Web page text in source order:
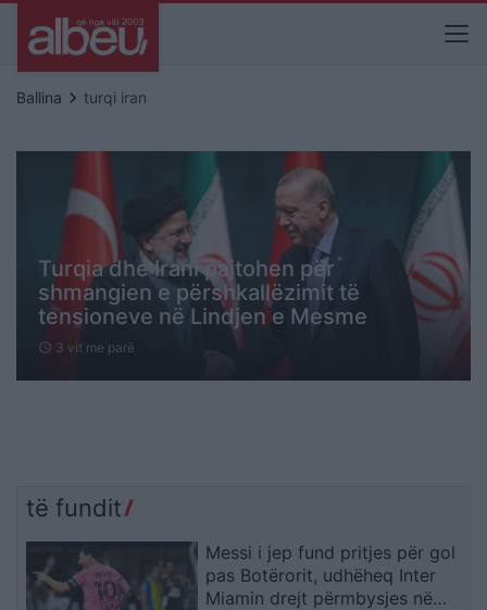
Ballina keyboard_arrow_right turqi iran
Turqia dhe Irani pajtohen për
shmangien e përshkallëzimit të
tensioneve në Lindjen e Mesme
schedule 3 vit me parë
të fundit
Messi i jep fund pritjes për gol
pas Botërorit, udhëheq Inter
Miamin drejt përmbysjes në